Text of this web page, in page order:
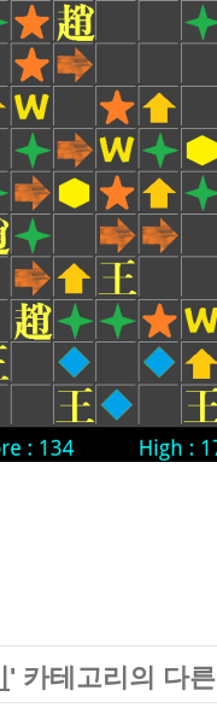
' 카테고리의 다